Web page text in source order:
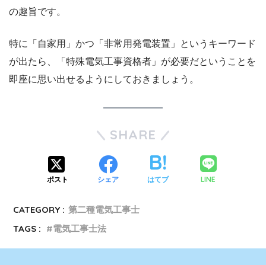
の趣旨です。
特に「自家用」かつ「非常用発電装置」というキーワード
が出たら、「特殊電気工事資格者」が必要だということを
即座に思い出せるようにしておきましょう。
SHARE
ポスト シェア はてブ LINE
CATEGORY : 第二種電気工事士
TAGS :
電気工事士法